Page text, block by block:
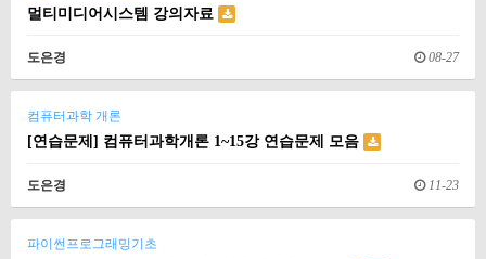
멀티미디어시스템 강의자료
도은경 08-27
컴퓨터과학 개론
[연습문제] 컴퓨터과학개론 1~15강 연습문제 모음
도은경 11-23
파이썬프로그래밍기초